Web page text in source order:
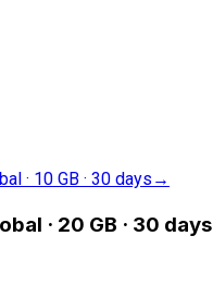
· 10 GB · 30 days →
· 20 GB · 30 days